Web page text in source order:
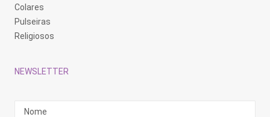
Colares
Pulseiras
Religiosos
NEWSLETTER